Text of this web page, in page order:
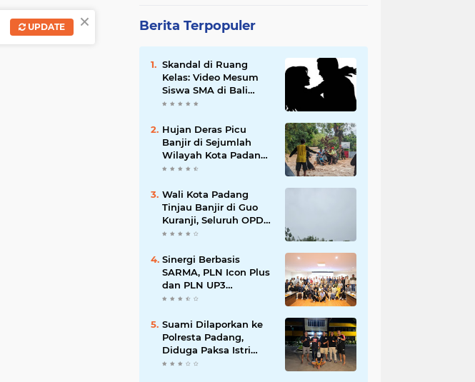
Berita Terpopuler
Skandal di Ruang
Kelas: Video Mesum
Siswa SMA di Bali
Viral, Hukuman dan
Mengikuti
Hujan Deras Picu
Banjir di Sejumlah
Wilayah Kota Padang,
Warga Dievakuasi dan
Banjir Susulan
Wali Kota Padang
Tinjau Banjir di Guo
Kuranji, Seluruh OPD
Disiagakan dan
Dipercepat
Sinergi Berbasis
SARMA, PLN Icon Plus
dan PLN UP3
Tanjungpinang
Strategis
Suami Dilaporkan ke
Polresta Padang,
Diduga Paksa Istri
Layani Pria Lain
×
UPDATE